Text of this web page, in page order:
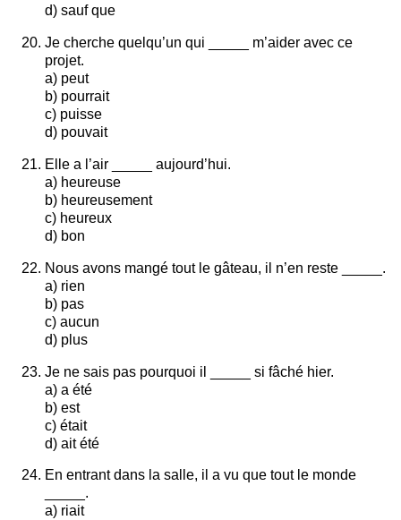
d) sauf que
Je cherche quelqu’un qui _____ m’aider avec ce
projet.
a) peut
b) pourrait
c) puisse
d) pouvait
Elle a l’air _____ aujourd’hui.
a) heureuse
b) heureusement
c) heureux
d) bon
Nous avons mangé tout le gâteau, il n’en reste _____.
a) rien
b) pas
c) aucun
d) plus
Je ne sais pas pourquoi il _____ si fâché hier.
a) a été
b) est
c) était
d) ait été
En entrant dans la salle, il a vu que tout le monde
_____.
a) riait